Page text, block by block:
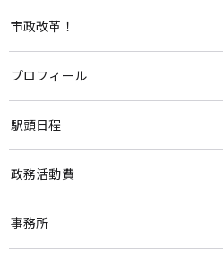
市政改革！
プロフィール
駅頭日程
政務活動費
事務所